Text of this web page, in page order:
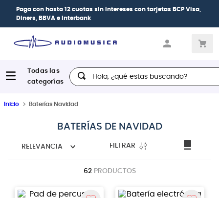
Paga con hasta 12 cuotas sin intereses con tarjetas BCP Visa,
Diners, BBVA e Interbank
Hola, ¿qué estas buscando?
Inicio Baterías Navidad
BATERÍAS DE NAVIDAD
RELEVANCIA FILTRAR
62 PRODUCTOS